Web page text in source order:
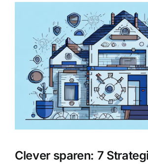
Hausratversicherung
Berufsunfähigkeitsversicherung
Weitere Tarifvergleiche
Hilfe und Kontakt
Clever sparen: 7